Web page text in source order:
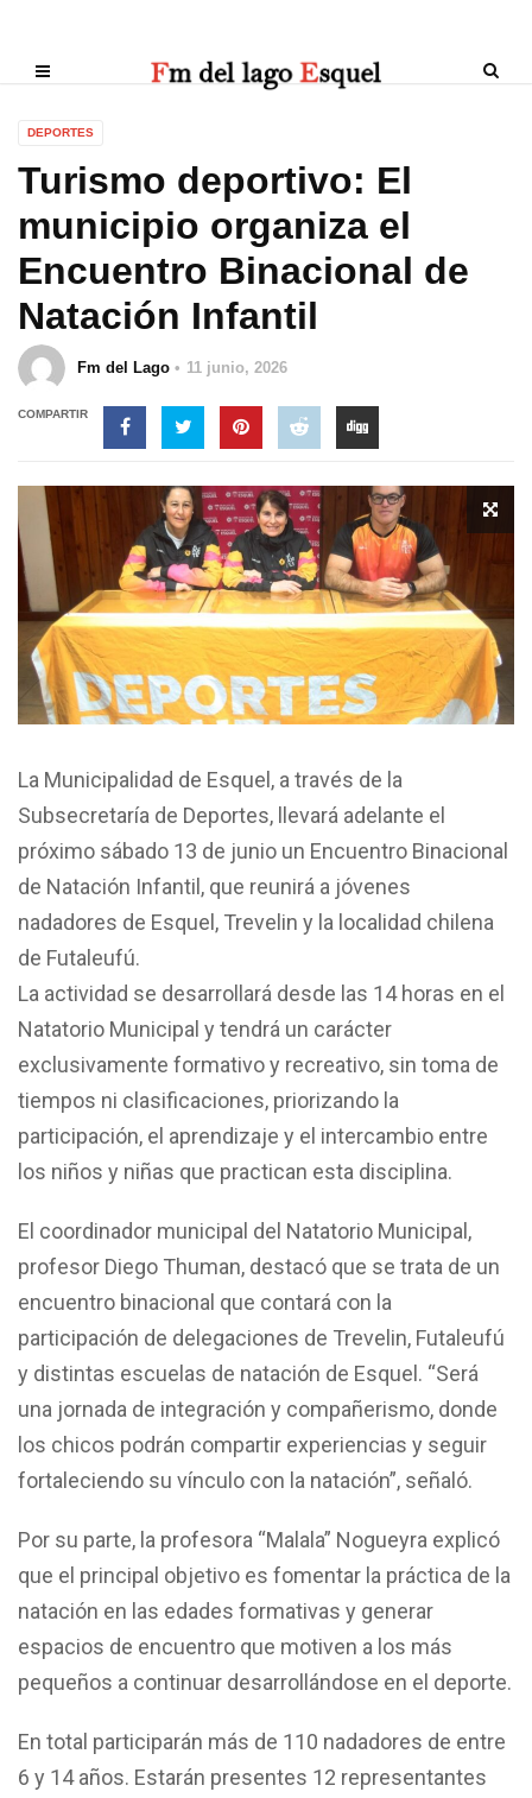
DEPORTES
Turismo deportivo: El
municipio organiza el
Encuentro Binacional de
Natación Infantil
Fm del Lago 11 junio, 2026
COMPARTIR
La Municipalidad de Esquel, a través de la
Subsecretaría de Deportes, llevará adelante el
próximo sábado 13 de junio un Encuentro Binacional
de Natación Infantil, que reunirá a jóvenes
nadadores de Esquel, Trevelin y la localidad chilena
de Futaleufú.
La actividad se desarrollará desde las 14 horas en el
Natatorio Municipal y tendrá un carácter
exclusivamente formativo y recreativo, sin toma de
tiempos ni clasificaciones, priorizando la
participación, el aprendizaje y el intercambio entre
los niños y niñas que practican esta disciplina.
El coordinador municipal del Natatorio Municipal,
profesor Diego Thuman, destacó que se trata de un
encuentro binacional que contará con la
participación de delegaciones de Trevelin, Futaleufú
y distintas escuelas de natación de Esquel. “Será
una jornada de integración y compañerismo, donde
los chicos podrán compartir experiencias y seguir
fortaleciendo su vínculo con la natación”, señaló.
Por su parte, la profesora “Malala” Nogueyra explicó
que el principal objetivo es fomentar la práctica de la
natación en las edades formativas y generar
espacios de encuentro que motiven a los más
pequeños a continuar desarrollándose en el deporte.
En total participarán más de 110 nadadores de entre
6 y 14 años. Estarán presentes 12 representantes